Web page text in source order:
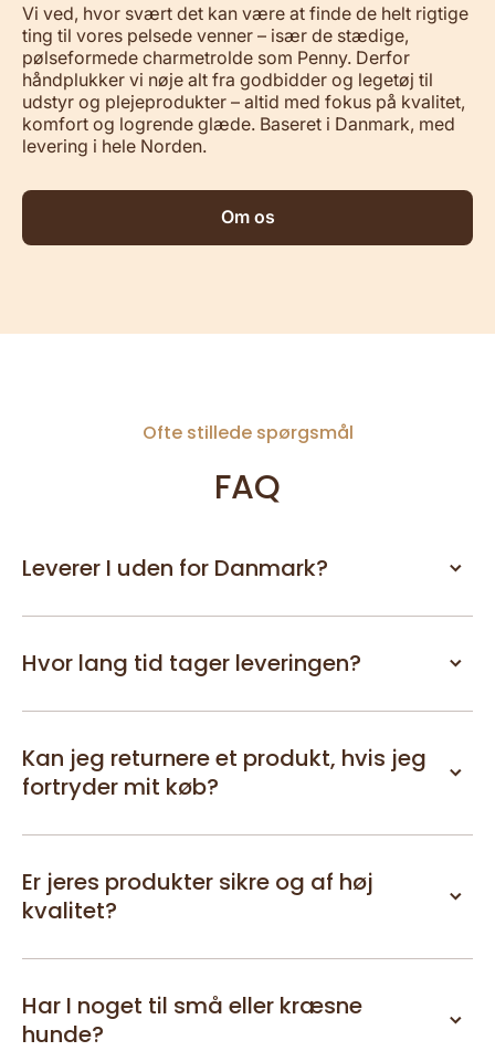
Vi ved, hvor svært det kan være at finde de helt rigtige
ting til vores pelsede venner – især de stædige,
pølseformede charmetrolde som Penny. Derfor
håndplukker vi nøje alt fra godbidder og legetøj til
udstyr og plejeprodukter – altid med fokus på kvalitet,
komfort og logrende glæde. Baseret i Danmark, med
levering i hele Norden.
Om os
Ofte stillede spørgsmål
FAQ
Leverer I uden for Danmark?
Hvor lang tid tager leveringen?
Kan jeg returnere et produkt, hvis jeg
fortryder mit køb?
Er jeres produkter sikre og af høj
kvalitet?
Har I noget til små eller kræsne
hunde?